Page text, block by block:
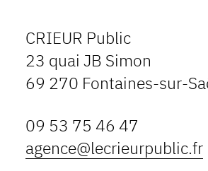
CRIEUR Public
23 quai JB Simon
69 270 Fontaines-sur-
09 53 75 46 47
agence@lecrieurpublic.fr